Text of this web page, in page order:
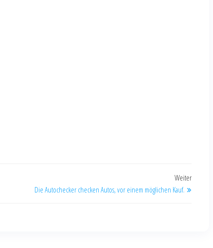
Weiter
Die Autochecker checken Autos, vor einem möglichen Kauf.